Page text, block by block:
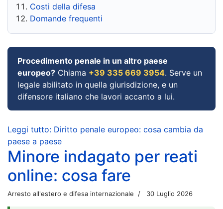
Costi della difesa
Domande frequenti
Procedimento penale in un altro paese
europeo? Chiama +39 335 669 3954. Serve un
legale abilitato in quella giurisdizione, e un
difensore italiano che lavori accanto a lui.
Leggi tutto: Diritto penale europeo: cosa cambia da
paese a paese
Minore indagato per reati
online: cosa fare
Arresto all'estero e difesa internazionale 30 Luglio 2026